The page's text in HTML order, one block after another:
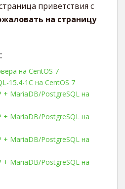
приветствия с
на страницу
на CentOS 7
15.4-1C на CentOS 7
+ MariaDB/PostgreSQL на
+ MariaDB/PostgreSQL на
+ MariaDB/PostgreSQL на
+ MariaDB/PostgreSQL на